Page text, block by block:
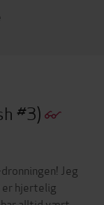
#3)
Jeg
er hjertelig